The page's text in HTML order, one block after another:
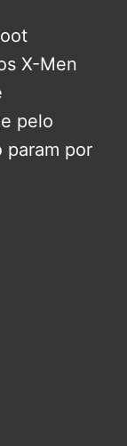
X-Men
pelo
param por